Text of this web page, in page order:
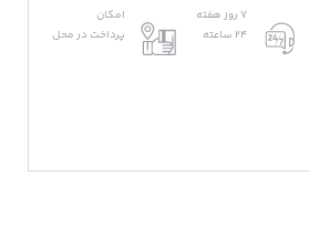
7 روز هفته
24 ساعته
امکان
پرداخت در محل